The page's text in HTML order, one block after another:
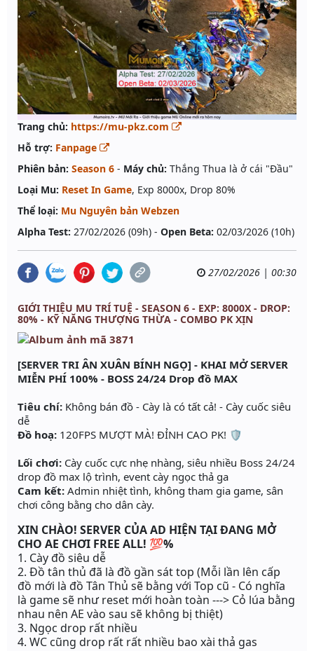
Trang chủ: https://mu-pkz.com
Hỗ trợ: Fanpage
Phiên bản: Season 6 - Máy chủ: Thắng Thua là ở cái "Đầu"
Loại Mu: Reset In Game, Exp 8000x, Drop 80%
Thể loại: Mu Nguyên bản Webzen
Alpha Test: 27/02/2026 (09h) - Open Beta: 02/03/2026 (10h)
27/02/2026 | 00:30
GIỚI THIỆU MU TRÍ TUỆ - SEASON 6 - EXP: 8000X - DROP:
80% - KỸ NĂNG THƯỢNG THỪA - COMBO PK XỊN
[SERVER TRI ÂN XUÂN BÍNH NGỌ] - KHAI MỞ SERVER
MIỄN PHÍ 100% - BOSS 24/24 Drop đồ MAX
Tiêu chí: Không bán đồ - Cày là có tất cả! - Cày cuốc siêu
dễ
Đồ hoạ: 120FPS MƯỢT MÀ! ĐỈNH CAO PK! 🛡️
Lối chơi: Cày cuốc cực nhẹ nhàng, siêu nhiều Boss 24/24
drop đồ max lộ trình, event cày ngọc thả ga
Cam kết: Admin nhiệt tình, không tham gia game, sân
chơi công bằng cho dân cày.
XIN CHÀO! SERVER CỦA AD HIỆN TẠI ĐANG MỞ
CHO AE CHƠI FREE ALL! 💯%
1. Cày đồ siêu dễ
2. Đồ tân thủ đã là đồ gần sát top (Mỗi lần lên cấp
đồ mới là đồ Tân Thủ sẽ bằng với Top cũ - Có nghĩa
là game sẽ như reset mới hoàn toàn ---> Cỏ lúa bằng
nhau nên AE vào sau sẽ không bị thiệt)
3. Ngọc drop rất nhiều
4. WC cũng drop rất rất nhiều bao xài thả gas